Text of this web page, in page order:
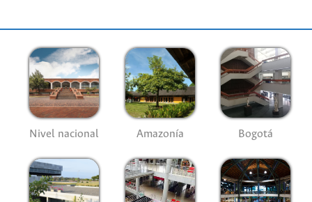
Nivel nacional Amazonía Bogotá